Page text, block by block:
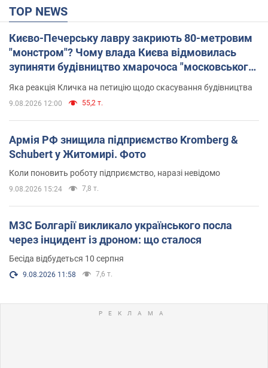
TOP NEWS
Києво-Печерську лавру закриють 80-метровим
"монстром"? Чому влада Києва відмовилась
зупиняти будівництво хмарочоса "московського
вірянина"
Яка реакція Кличка на петицію щодо скасування будівництва
9.08.2026 12:00 55,2 т.
Армія РФ знищила підприємство Kromberg &
Schubert у Житомирі. Фото
Коли поновить роботу підприємство, наразі невідомо
9.08.2026 15:24 7,8 т.
МЗС Болгарії викликало українського посла
через інцидент із дроном: що сталося
Бесіда відбудеться 10 серпня
9.08.2026 11:58 7,6 т.